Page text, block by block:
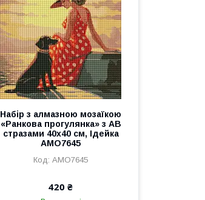
Набір з алмазною мозаїкою
«Ранкова прогулянка» з АВ
стразами 40х40 см, Ідейка
AMO7645
AMO7645
420 ₴